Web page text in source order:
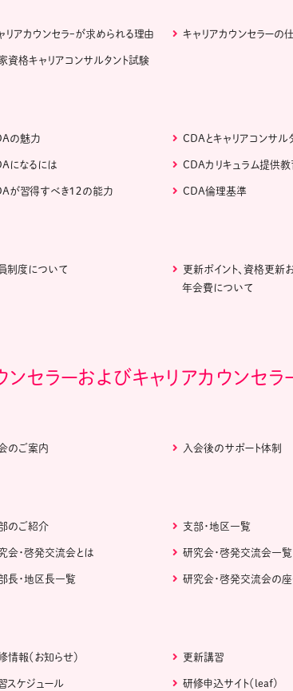
リアカウンセラｰが求められる理由 キャリアカウンセラーの
資格キャリアコンサルタント試験
の魅力 CDAとキャリアコンサル
になるには CDAカリキュラム提供教
が習得すべき１２の能力 CDA倫理基準
制度について
更新ポイント、資格更新
年会費について
ンセラーおよびキャリアカウンセ
のご案内 入会後のサポート体制
のご紹介 支部・地区一覧
会・啓発交流会とは 研究会・啓発交流会一覧
長・地区長一覧 研究会・啓発交流会の
情報（お知らせ） 更新講習
スケジュール
研修申込サイト（leaf)